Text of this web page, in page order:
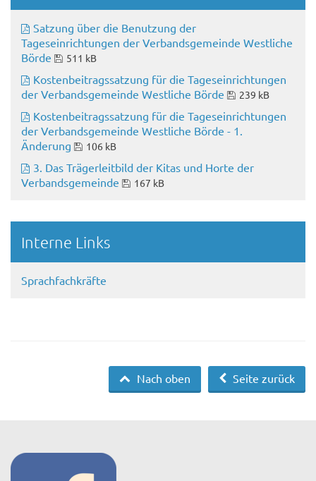
Satzung über die Benutzung der
Tageseinrichtungen der Verbandsgemeinde Westliche
Börde
511 kB
Kostenbeitragssatzung für die Tageseinrichtungen
der Verbandsgemeinde Westliche Börde
239 kB
Kostenbeitragssatzung für die Tageseinrichtungen
der Verbandsgemeinde Westliche Börde - 1.
Änderung
106 kB
3. Das Trägerleitbild der Kitas und Horte der
Verbandsgemeinde
167 kB
Interne Links
Sprachfachkräfte
Seite zurück
Nach oben